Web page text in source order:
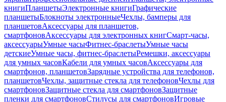
книгиПланшетыЭлектронные книгиГрафические
планшетыБлокноты электронныеЧехлы, бамперы для
планшетовАксессуары для планшетов,
смартфоновАксессуары для электронных книгСмарт-часы,
аксессуарыУмные часыФитнес-браслетыУмные часы
детскиеУмные часы, фитнес-браслетыРемешки, аксессуары
для умных часовКабели для умных часовАксессуары для
смартфонов, планшетовЗарядные устройства для телефонов,
планшетовЧехлы, защитные стекла для телефоновЧехлы для
смартфоновЗащитные стекла для смартфоновЗащитные
пленки для смартфоновСтилусы для смартфоновИгровые